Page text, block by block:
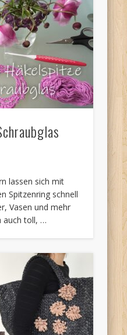
lassen sich mit
Spitzenring schnell
Vasen und mehr
auch toll, …